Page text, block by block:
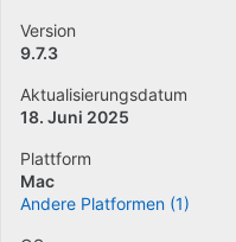
Version
9.7.3
Aktualisierungsdatum
18. Juni 2025
Plattform
Mac
Andere Platformen (1)